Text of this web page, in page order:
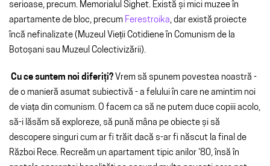
serioase, precum. Memorialul Sighet. Există și mici muzee în
apartamente de bloc, precum Ferestroika, dar există proiecte
încă nefinalizate (Muzeul Vieții Cotidiene în Comunism de la
Botoșani sau Muzeul Colectivizării).
Cu ce suntem noi diferiți? Vrem să spunem povestea noastră -
de o manieră asumat subiectivă - a felului în care ne amintim noi
de viața din comunism. O facem ca să ne putem duce copiii acolo,
să-i lăsăm să exploreze, să pună mâna pe obiecte și să
descopere singuri cum ar fi trăit dacă s-ar fi născut la final de
Război Rece. Recreăm un apartament tipic anilor ‘80, însă în